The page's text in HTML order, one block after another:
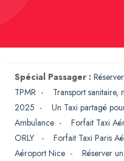
Spécial Passager :
TPMR - Transport sanitaire,
2025 - Un Taxi partagé
Ambulance - Forfait Taxi
ORLY
- Forfait Taxi Paris
Aéroport Nice - Réserver